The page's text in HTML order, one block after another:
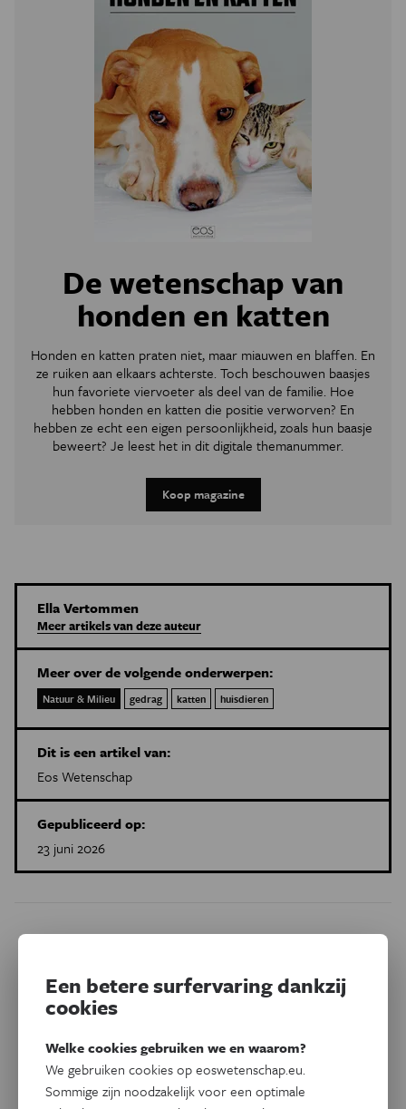
De wetenschap van
honden en katten
Honden en katten praten niet, maar miauwen en blaffen. En
ze ruiken aan elkaars achterste. Toch beschouwen baasjes
hun favoriete viervoeter als deel van de familie. Hoe
hebben honden en katten die positie verworven? En
hebben ze echt een eigen persoonlijkheid, zoals hun baasje
beweert? Je leest het in dit digitale themanummer.
Koop magazine
Ella Vertommen
Meer artikels van deze auteur
Meer over de volgende onderwerpen:
Natuur & Milieu gedrag katten huisdieren
Dit is een artikel van:
Eos Wetenschap
Gepubliceerd op:
23 juni 2026
Dit artikel delen op:
Gerelateerde artikels
Een betere surfervaring dankzij
cookies
Welke cookies gebruiken we en waarom?
We gebruiken cookies op eoswetenschap.eu.
Sommige zijn noodzakelijk voor een optimale